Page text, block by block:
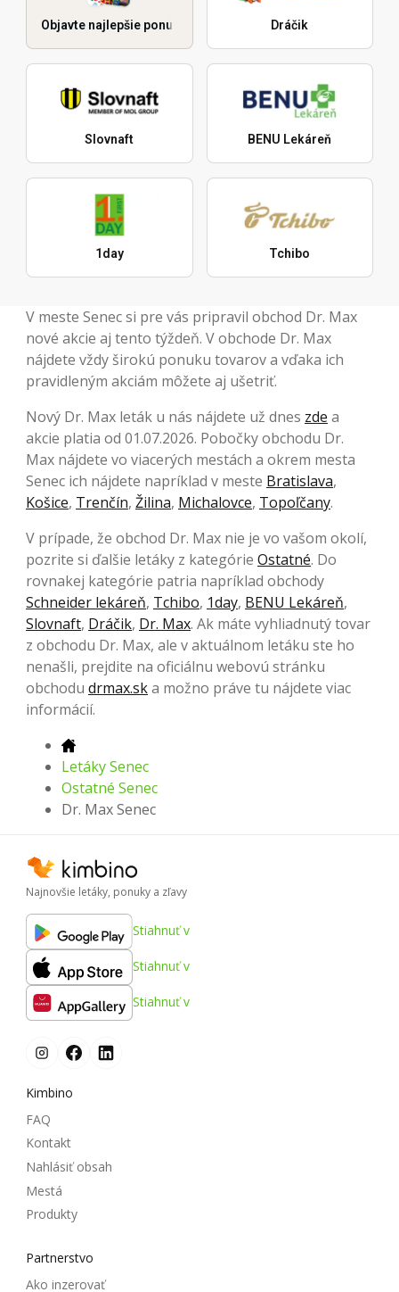
Objavte najlepšie ponuky Dráčik
Slovnaft BENU Lekáreň
1day Tchibo
V meste Senec si pre vás pripravil obchod Dr. Max
nové akcie aj tento týždeň. V obchode Dr. Max
nájdete vždy širokú ponuku tovarov a vďaka ich
pravidleným akciám môžete aj ušetriť.
Nový Dr. Max leták u nás nájdete už dnes zde a
akcie platia od 01.07.2026. Pobočky obchodu Dr.
Max nájdete vo viacerých mestách a okrem mesta
Senec ich nájdete napríklad v meste Bratislava,
Košice, Trenčín, Žilina, Michalovce, Topoľčany.
V prípade, že obchod Dr. Max nie je vo vašom okolí,
pozrite si ďalšie letáky z kategórie Ostatné. Do
rovnakej kategórie patria napríklad obchody
Schneider lekáreň, Tchibo, 1day, BENU Lekáreň,
Slovnaft, Dráčik, Dr. Max. Ak máte vyhliadnutý tovar
z obchodu Dr. Max, ale v aktuálnom letáku ste ho
nenašli, prejdite na oficiálnu webovú stránku
obchodu drmax.ska možno práve tu nájdete viac
informácií.
Letáky Senec
Ostatné Senec
Dr. Max Senec
Najnovšie letáky, ponuky a zľavy
Stiahnuť v
Stiahnuť v
Stiahnuť v
Kimbino
FAQ
Kontakt
Nahlásiť obsah
Mestá
Produkty
Partnerstvo
Ako inzerovať